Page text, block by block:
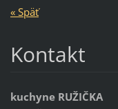
« Späť
Kontakt
kuchyne RUŽIČKA